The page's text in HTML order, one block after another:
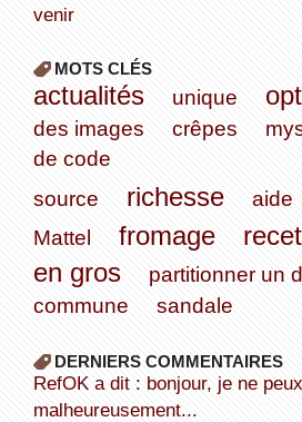
venir
MOTS CLÉS
actualités unique
des images
crêpes
de code
source
richesse aide
Mattel fromage
en gros partitionner un
commune
sandale
DERNIERS COMMENTAIRES
refOK a dit : bonjour, je ne peux
malheureusement...